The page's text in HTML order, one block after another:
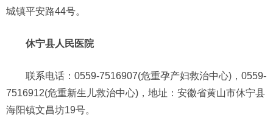
城镇平安路44号。
休宁县人民医院
联系电话：0559-7516907(危重孕产妇救治中心)，0559-
7516912(危重新生儿救治中心)，地址：安徽省黄山市休宁县
海阳镇文昌坊19号。